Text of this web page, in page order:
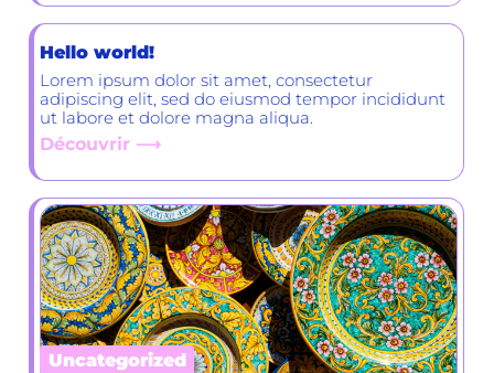
Hello world!
Lorem ipsum dolor sit amet, consectetur
adipiscing elit, sed do eiusmod tempor incididunt
ut labore et dolore magna aliqua.
Découvrir ⟶
Uncategorized